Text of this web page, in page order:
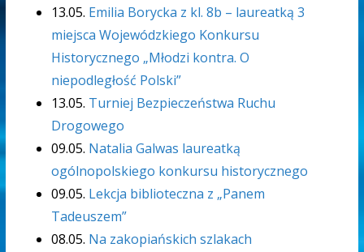
13.05. Emilia Borycka z kl. 8b – laureatką 3
miejsca Wojewódzkiego Konkursu
Historycznego „Młodzi kontra. O
niepodległość Polski”
13.05. Turniej Bezpieczeństwa Ruchu
Drogowego
09.05. Natalia Galwas laureatką
ogólnopolskiego konkursu historycznego
09.05. Lekcja biblioteczna z „Panem
Tadeuszem”
08.05. Na zakopiańskich szlakach